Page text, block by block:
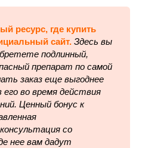
ресурс, где купить
сайт. Здесь вы
подлинный,
препарат по самой
заказ еще выгоднее
во время действия
Ценный бонус к
со
нее вам дадут